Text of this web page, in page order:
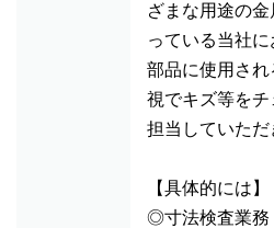
ざまな用途の
っている当社
部品に使用され
視でキズ等を
担当していただ
【具体的には】
◎寸法検査業務